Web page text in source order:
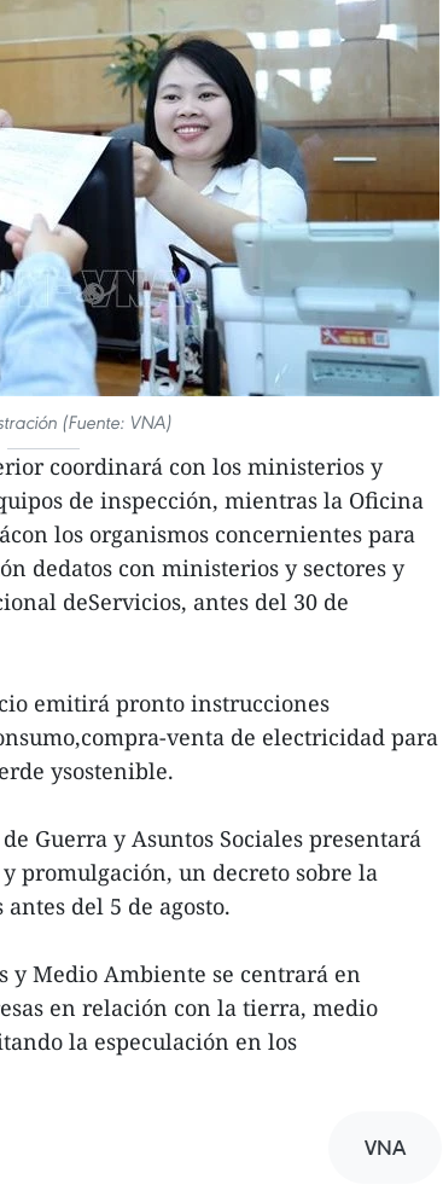
(Fuente: VNA)
coordinará con los ministerios y
de inspección, mientras la Oficina
los organismos concernientes para
dedatos con ministerios y sectores y
deServicios, antes del 30 de
emitirá pronto instrucciones
venta de electricidad para
ysostenible.
Guerra y Asuntos Sociales presentará
promulgación, un decreto sobre la
del 5 de agosto.
y Medio Ambiente se centrará en
en relación con la tierra, medio
la especulación en los
VNA